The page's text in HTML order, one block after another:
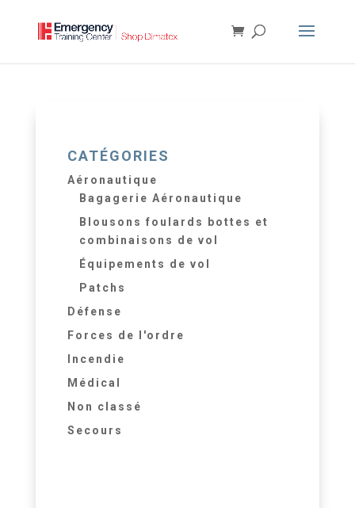
CATÉGORIES
Aéronautique
Bagagerie Aéronautique
Blousons foulards bottes et
combinaisons de vol
Équipements de vol
Patchs
Défense
Forces de l'ordre
Incendie
Médical
Non classé
Secours